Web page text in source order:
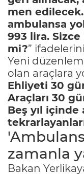
men
ambulansa
993 lira. Sizce
mi?”
Yeni
olan araçlara
Ehliyeti 30
Araçları 30
Beş yıl içinde
zamanla
Bakan